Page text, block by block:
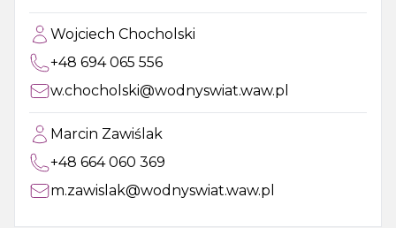
Wojciech Chocholski
+48 694 065 556
w.chocholski@wodnyswiat.waw.pl
Marcin Zawiślak
+48 664 060 369
m.zawislak@wodnyswiat.waw.pl